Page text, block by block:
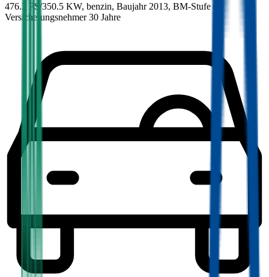
476.3 PS/350.5 KW, benzin, Baujahr 2013, BM-Stufe
Versicherungsnehmer 30 Jahre